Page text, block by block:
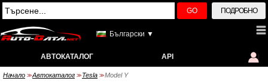
GO ПОДРОБНО
Български ▼
АВТОКАТАЛОГ API
Начало >> Автокаталог >> Tesla >> Model Y